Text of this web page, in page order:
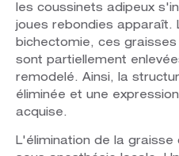
les coussinets adipeux
joues rebondies apparaît.
bichectomie, ces
sont partiellement
remodelé. Ainsi, la
éliminée et une
acquise.
L'élimination de la graisse